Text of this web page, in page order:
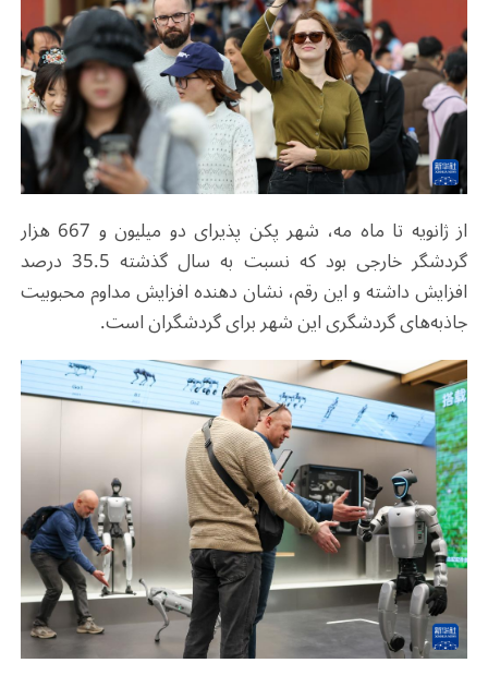
از ژانویه تا ماه مه، شهر پکن پذیرای دو میلیون و 667 هزار
گردشگر خارجی بود که نسبت به سال گذشته 35.5 درصد
افزایش داشته و این رقم، نشان دهنده افزایش مداوم محبوبیت
جاذبه‎‌های گردشگری این شهر برای گردشگران است.